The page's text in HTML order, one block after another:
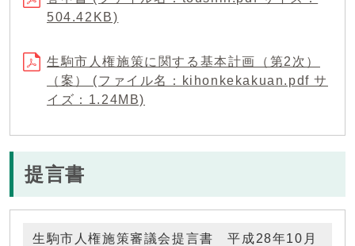
504.42KB)
生駒市人権施策に関する基本計画（第2次）
（案） (ファイル名：kihonkekakuan.pdf サ
イズ：1.24MB)
提言書
生駒市人権施策審議会提言書 平成28年10月